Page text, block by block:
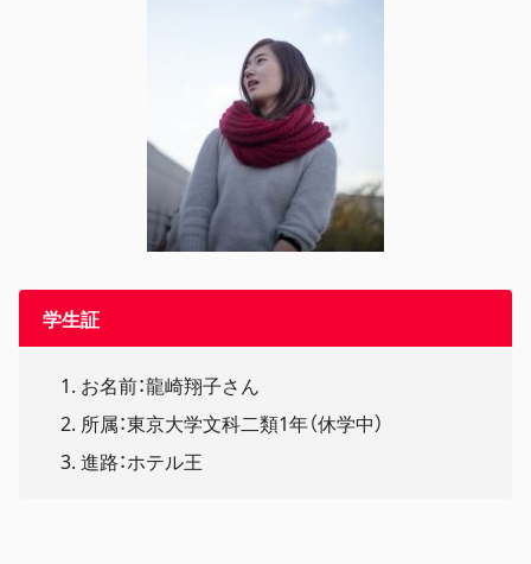
学生証
お名前：龍崎翔子さん
所属：東京大学文科二類1年（休学中）
進路：ホテル王